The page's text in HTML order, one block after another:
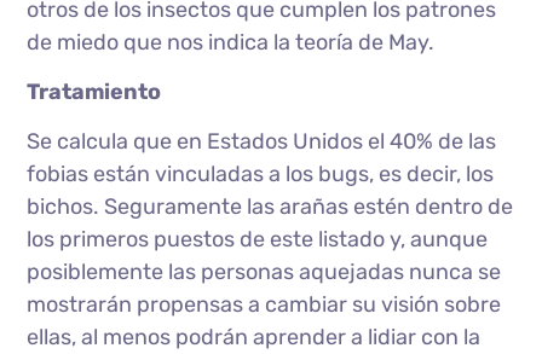
otros de los insectos que cumplen los patrones
de miedo que nos indica la teoría de May.
Tratamiento
Se calcula que en Estados Unidos el 40% de las
fobias están vinculadas a los bugs, es decir, los
bichos. Seguramente las arañas estén dentro de
los primeros puestos de este listado y, aunque
posiblemente las personas aquejadas nunca se
mostrarán propensas a cambiar su visión sobre
ellas, al menos podrán aprender a lidiar con la